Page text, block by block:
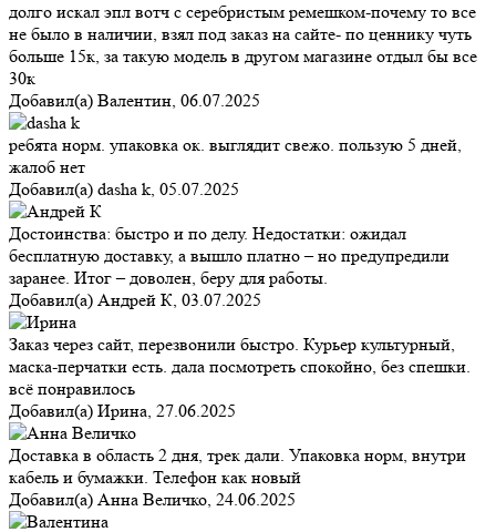
долго искал эпл вотч с серебристым ремешком-почему то все
не было в наличии, взял под заказ на сайте- по ценнику чуть
больше 15к, за такую модель в другом магазине отдыл бы все
30к
Добавил(а) Валентин, 06.07.2025
ребята норм. упаковка ок. выглядит свежо. пользую 5 дней,
жалоб нет
Добавил(а) dasha k, 05.07.2025
Достоинства: быстро и по делу. Недостатки: ожидал
бесплатную доставку, а вышло платно – но предупредили
заранее. Итог – доволен, беру для работы.
Добавил(а) Андрей К, 03.07.2025
Заказ через сайт, перезвонили быстро. Курьер культурный,
маска-перчатки есть. дала посмотреть спокойно, без спешки.
всё понравилось
Добавил(а) Ирина, 27.06.2025
Доставка в область 2 дня, трек дали. Упаковка норм, внутри
кабель и бумажки. Телефон как новый
Добавил(а) Анна Величко, 24.06.2025